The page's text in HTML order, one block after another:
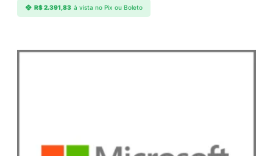
R$2.391,83 à vista no Pix ou Boleto